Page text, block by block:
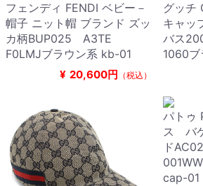
フェンディ FENDI ベビー－
帽子 ニット帽 ブランド ズッ
カ柄BUP025 A3TE
F0LMJブラウン系 kb-01
¥ 20,600円 （税込）
グッチ
キャッ
バス
1060
パトゥ
ス バ
ド
cap-01